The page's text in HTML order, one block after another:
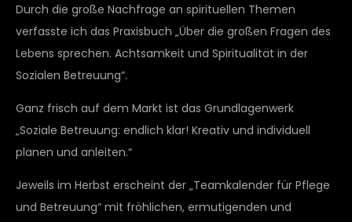
Durch die große Nachfrage an spirituellen Themen
verfasste ich das Praxisbuch „Über die großen Fragen des
Lebens sprechen. Achtsamkeit und Spiritualität in der
Sozialen Betreuung“.
Ganz frisch auf dem Markt ist das Grundlagenwerk
„Soziale Betreuung: endlich klar! Kreativ und individuell
planen und anleiten.“
Jeweils im Herbst erscheint der „Teamkalender für Pflege
und Betreuung“ mit fröhlichen, ermutigenden und